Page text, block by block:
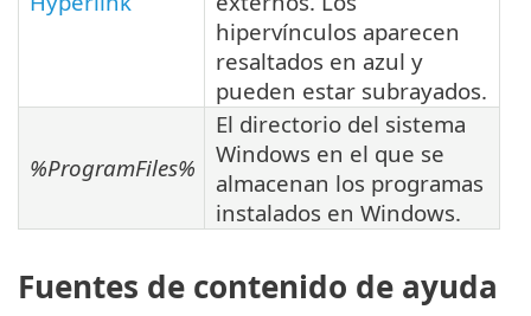
hipervínculos aparecen
resaltados en azul y
pueden estar subrayados.
%ProgramFiles%
El directorio del sistema
Windows en el que se
almacenan los programas
instalados en Windows.
Fuentes de contenido de ayuda